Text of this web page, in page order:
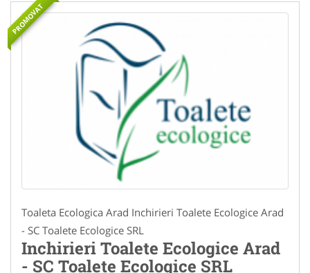
PROMOVAT
Toaleta Ecologica Arad Inchirieri Toalete Ecologice Arad
- SC Toalete Ecologice SRL
Inchirieri Toalete Ecologice Arad
- SC Toalete Ecologice SRL